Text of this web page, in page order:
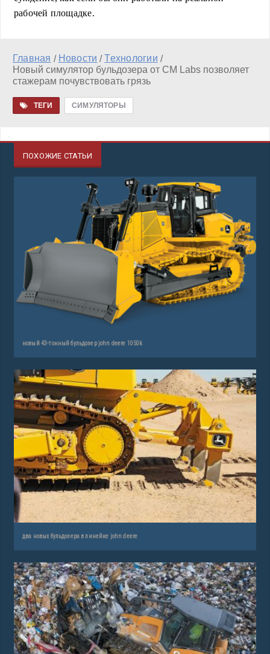
рабочей площадке.
Главная / Новости /Технологии /
Новый симулятор бульдозера от CM Labs позволяет
стажерам почувствовать грязь
ТЕГИ СИМУЛЯТОРЫ
ПОХОЖИЕ СТАТЬИ
новый 43-тонный бульдозер john deere 1050k
два новых бульдозера в линейке john deere